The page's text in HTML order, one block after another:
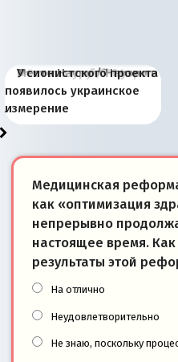
Киевская марионетка
Запада рассказала о
«переобувании» хозяев
В России назрели
перемены: 15 шагов к
суверенной экономике
Миграционный пожар
Европы
Россия начинает
сбрасывать балласт
Анкориджа
Россия зимой 1904
года: первые уступки во
внутренней политике
Русская нация вчера и
сегодня
Почему правый крах в
Варшаве не поможет её
отношениям с Россией?
Место Науру / Науэро в
современной истории
Южной Осетии
У сионистского проекта
появилось украинское
измерение
Медицинская
как «оптимизация
непрерывно
настоящее время.
результаты этой
На отлично
Неудовлетворительно
Не знаю, поскольку